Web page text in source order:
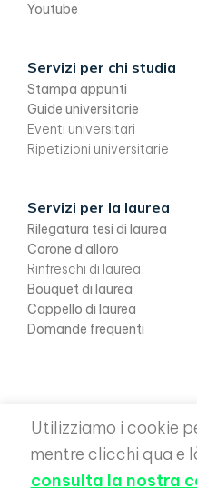
Youtube
Servizi per chi studia
Stampa appunti
Guide universitarie
Eventi universitari
Ripetizioni universitarie
Servizi per la laurea
Rilegatura tesi di laurea
Corone d’alloro
Rinfreschi di laurea
Bouquet di laurea
Cappello di laurea
Domande frequenti
Utilizziamo i cookie
mentre clicchi qua e
consulta la nostra